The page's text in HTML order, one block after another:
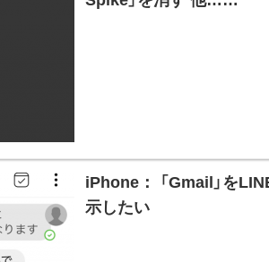
iPhone： 「Gmail」を
示したい